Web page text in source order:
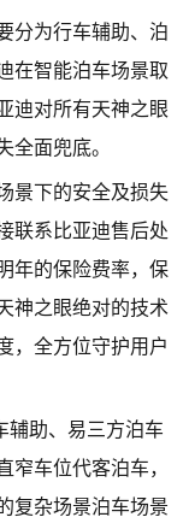
分为行车辅助、泊
在智能泊车场景取
迪对所有天神之眼
面兜底。
景下的安全及损失
联系比亚迪售后处
年的保险费率，保
神之眼绝对的技术
，全方位守护用户
辅助、易三方泊车
车位代客泊车，
复杂场景泊车场景